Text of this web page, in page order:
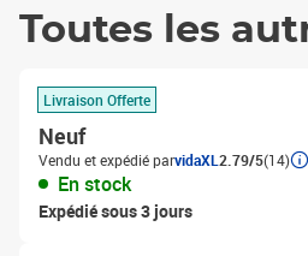
Toutes les
Livraison Offerte
Neuf
Vendu et expédié parvidaXL 2.79/5(14)
En stock
Expédié sous 3 jours